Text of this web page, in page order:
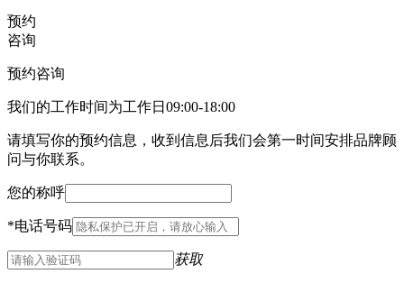
预约
咨询
预约咨询
我们的工作时间为工作日09:00-18:00
请填写你的预约信息，收到信息后我们会第一时间安排品牌顾
问与你联系。
您的称呼
*电话号码
获取